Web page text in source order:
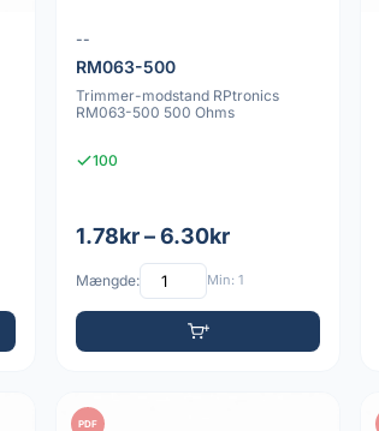
--
RM063-500
Trimmer-modstand RPtronics
RM063-500 500 Ohms
100
1.78kr – 6.30kr
Mængde: Min: 1
PDF